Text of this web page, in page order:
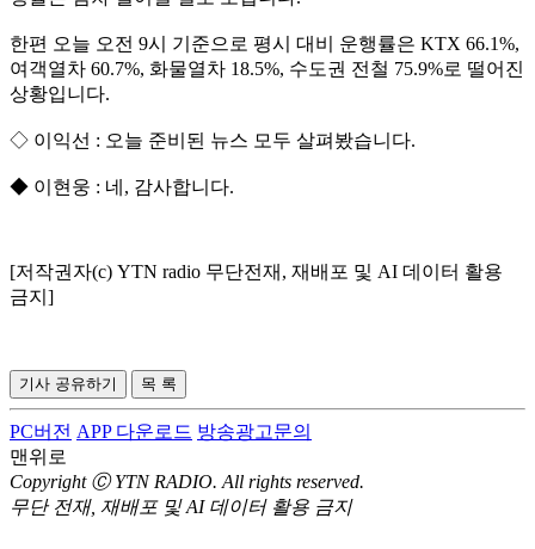
한편 오늘 오전 9시 기준으로 평시 대비 운행률은 KTX 66.1%,
여객열차 60.7%, 화물열차 18.5%, 수도권 전철 75.9%로 떨어진
상황입니다.
◇ 이익선 : 오늘 준비된 뉴스 모두 살펴봤습니다.
◆ 이현웅 : 네, 감사합니다.
[저작권자(c) YTN radio 무단전재, 재배포 및 AI 데이터 활용
금지]
기사 공유하기 목 록
PC버전 APP 다운로드 방송광고문의
맨위로
Copyright Ⓒ YTN RADIO. All rights reserved.
무단 전재, 재배포 및 AI 데이터 활용 금지